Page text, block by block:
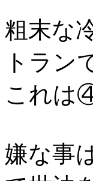
粗末な
トラン
これは
嫌な事